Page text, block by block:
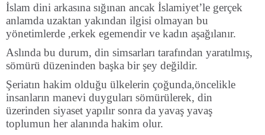
İslam dini arkasına sığınan ancak İslamiyet’le gerçek
anlamda uzaktan yakından ilgisi olmayan bu
yönetimlerde ,erkek egemendir ve kadın aşağılanır.
Aslında bu durum, din simsarları tarafından yaratılmış,
sömürü düzeninden başka bir şey değildir.
Şeriatın hakim olduğu ülkelerin çoğunda,öncelikle
insanların manevi duyguları sömürülerek, din
üzerinden siyaset yapılır sonra da yavaş yavaş
toplumun her alanında hakim olur.